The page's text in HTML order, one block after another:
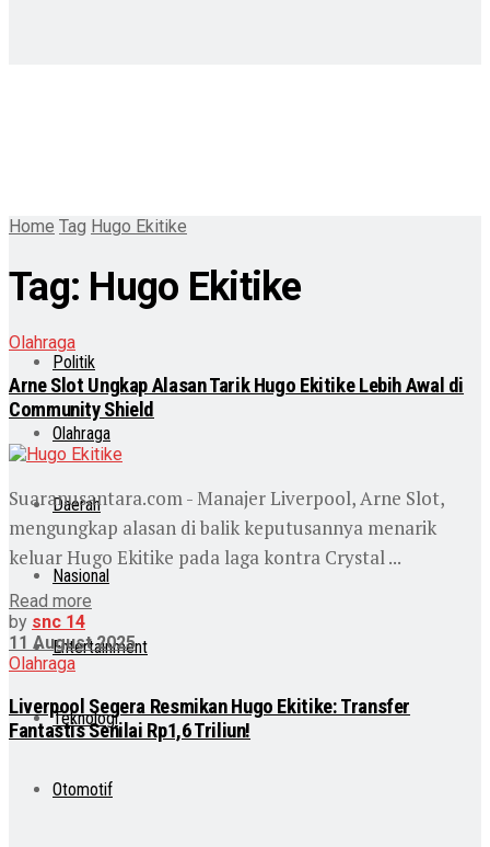
Politik
Olahraga
Daerah
Nasional
Entertainment
Teknologi
Otomotif
Home Tag Hugo Ekitike
Tag: Hugo Ekitike
Olahraga
Arne Slot Ungkap Alasan Tarik Hugo Ekitike Lebih Awal di
Community Shield
Suaranusantara.com - Manajer Liverpool, Arne Slot,
mengungkap alasan di balik keputusannya menarik
keluar Hugo Ekitike pada laga kontra Crystal ...
Read more
by snc 14
11 August 2025
Olahraga
Liverpool Segera Resmikan Hugo Ekitike: Transfer
Fantastis Senilai Rp1,6 Triliun!